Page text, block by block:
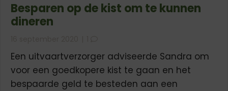
Besparen op de kist om te kunnen
dineren
Een uitvaartverzorger adviseerde Sandra om
voor een goedkopere kist te gaan en het
bespaarde geld te besteden aan een